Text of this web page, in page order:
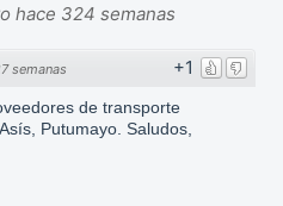
hace 324 semanas
+1
semanas
de transporte
Putumayo. Saludos,